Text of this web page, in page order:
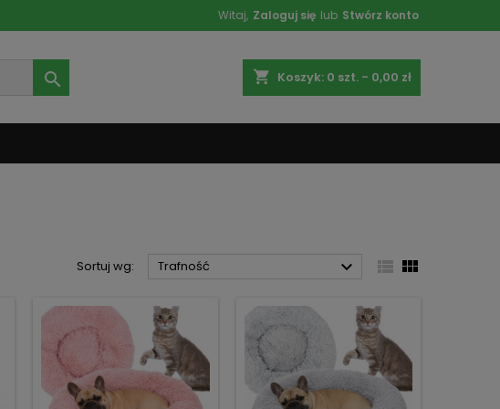
Witaj, Zaloguj się lub Stwórz konto
shopping_cart Koszyk: 0 szt. - 0,00 zł

Sortuj wg: Trafność   